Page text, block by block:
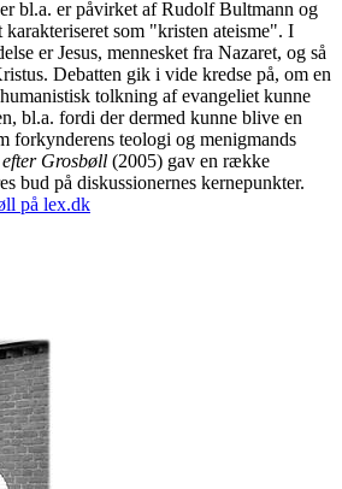
bl.a. er påvirket af Rudolf Bultmann og
som "kristen ateisme". I
er Jesus, mennesket fra Nazaret, og så
Debatten gik i vide kredse på, om en
tolkning af evangeliet kunne
bl.a. fordi der dermed kunne blive en
forkynderens teologi og menigmands
Grosbøll (2005) gav en række
bud på diskussionernes kernepunkter.
på lex.dk